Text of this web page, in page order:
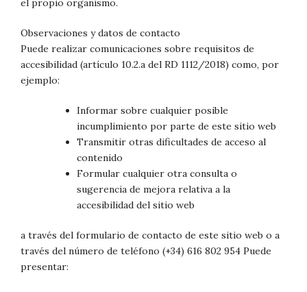
Observaciones y datos de contacto
Puede realizar comunicaciones sobre requisitos de
accesibilidad (artículo 10.2.a del RD 1112/2018) como, por
ejemplo:
Informar sobre cualquier posible
incumplimiento por parte de este sitio web
Transmitir otras dificultades de acceso al
contenido
Formular cualquier otra consulta o
sugerencia de mejora relativa a la
accesibilidad del sitio web
a través del formulario de contacto de este sitio web o a
través del número de teléfono (+34) 616 802 954 Puede
presentar: